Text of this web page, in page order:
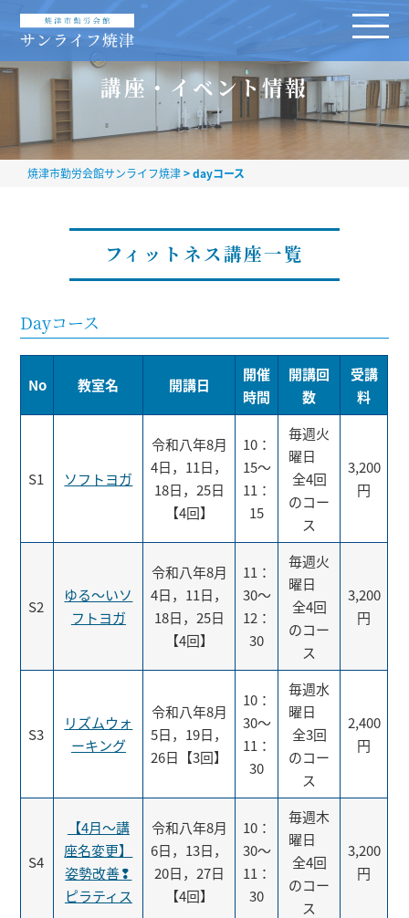
講座・イベント情報
焼津市勤労会館サンライフ焼津>dayコース
フィットネス講座一覧
Dayコース
No 教室名 開講日
開催
時間
開講回
数
受講
料
S1 ソフトヨガ
令和八年8月
4日，11日，
18日，25日
【4回】
10：
15～
11：
15
毎週火
曜日
全4回
のコー
ス
3,200
円
S2
ゆる～いソ
フトヨガ
令和八年8月
4日，11日，
18日，25日
【4回】
11：
30～
12：
30
毎週火
曜日
全4回
のコー
ス
3,200
円
S3
リズムウォ
ーキング
令和八年8月
5日，19日，
26日【3回】
10：
30～
11：
30
毎週水
曜日
全3回
のコー
ス
2,400
円
S4
【4月～講
座名変更】
姿勢改善❢
ピラティス
令和八年8月
6日，13日，
20日，27日
【4回】
10：
30～
11：
30
毎週木
曜日
全4回
のコー
ス
3,200
円